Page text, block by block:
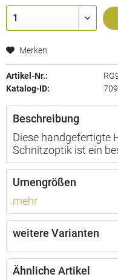
Merken
Artikel-Nr.:
Katalog-ID:
Beschreibung
Diese handgefertigte
Schnitzoptik ist ein
Urnengrößen
mehr
weitere Varianten
Ähnliche Artikel